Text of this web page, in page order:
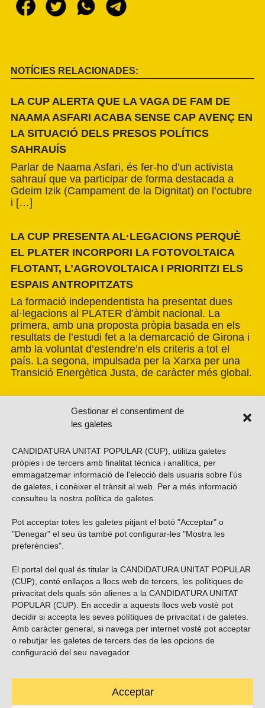
Gestionar el consentiment de
les galetes
CANDIDATURA UNITAT POPULAR (CUP), utilitza galetes
pròpies i de tercers amb finalitat tècnica i analítica, per
emmagatzemar informació de l'elecció dels usuaris sobre l'ús
de galetes, i conèixer el trànsit al web. Per a més informació
consulteu la nostra política de galetes
Pot acceptar totes les galetes pitjant el botó "Acceptar" o
"Denegar" el seu ús també pot configurar-les "Mostra les
preferències".
El portal del qual és titular la CANDIDATURA UNITAT POPULAR
(CUP), conté enllaços a llocs web de tercers, les polítiques de
privacitat dels quals són alienes a la CANDIDATURA UNITAT
POPULAR (CUP). En accedir a aquests llocs web vostè pot
decidir si accepta les seves polítiques de privacitat i de galetes.
Amb caràcter general, si navega per internet vostè pot acceptar
o rebutjar les galetes de tercers des de les opcions de
configuració del seu navegador.
Acceptar
NOTÍCIES RELACIONADES:
LA CUP ALERTA QUE LA VAGA DE FAM DE
NAAMA ASFARI ACABA SENSE CAP AVENÇ EN
LA SITUACIÓ DELS PRESOS POLÍTICS
SAHRAUÍS
Parlar de Naama Asfari, és fer-ho d’un activista
sahrauí que va participar de forma destacada a
Gdeim Izik (Campament de la Dignitat) on l’octubre
i […]
LA CUP PRESENTA AL·LEGACIONS PERQUÈ
EL PLATER INCORPORI LA FOTOVOLTAICA
FLOTANT, L’AGROVOLTAICA I PRIORITZI ELS
ESPAIS ANTROPITZATS
La formació independentista ha presentat dues
al·legacions al PLATER d’àmbit nacional. La
primera, amb una proposta pròpia basada en els
resultats de l’estudi fet a la demarcació de Girona i
amb la voluntat d’estendre’n els criteris a tot el
país. La segona, impulsada per la Xarxa per una
Transició Energètica Justa, de caràcter més global.
Vols subscriure’t al nostre butlletí?
ENVIAR
Troba’ns a les xarxes socials
Carrer Casp 180 (baixos), Barcelona.